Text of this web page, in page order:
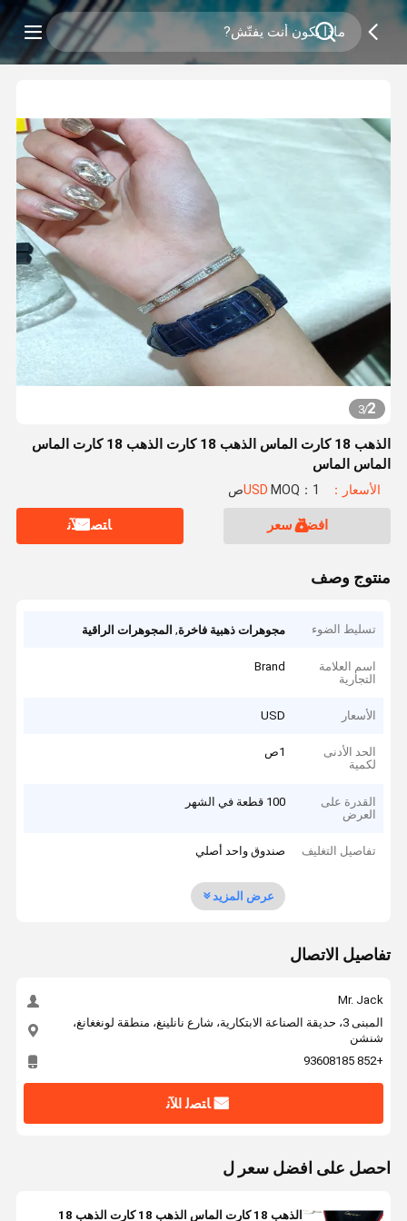
2
/
3
الذهب 18 كارت الماس الذهب 18 كارت الذهب 18 كارت الماس
الماس الماس
الأسعار：USD MOQ：1ص
افضل سعر ﺎﺘﺼﻟ ﺍﻶﻧ
منتوج وصف
تسليط الضوء مجوهرات ذهبية فاخرة, المجوهرات الراقية
اسم العلامة
التجارية
Brand
الأسعار USD
الحد الأدنى
لكمية
1ص
القدرة على
العرض
100 قطعة في الشهر
تفاصيل التغليف صندوق واحد أصلي
عرض المزيد
تفاصيل الاتصال
Mr. Jack
المبنى 3، حديقة الصناعة الابتكارية، شارع نانلينغ، منطقة لونغغانغ،
شنشن
+852 93608185
ﺎﺘﺼﻟ ﺍﻶﻧ
احصل على افضل سعر ل
الذهب 18 كارت الماس الذهب 18 كارت الذهب 18